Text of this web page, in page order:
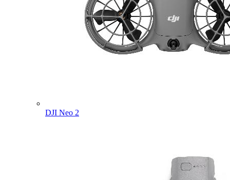
DJI Neo 2